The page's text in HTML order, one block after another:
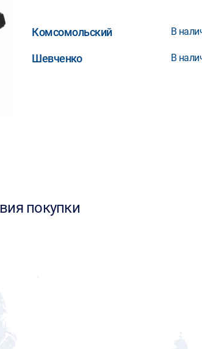
Комсомольский В
Шевченко В
покупки